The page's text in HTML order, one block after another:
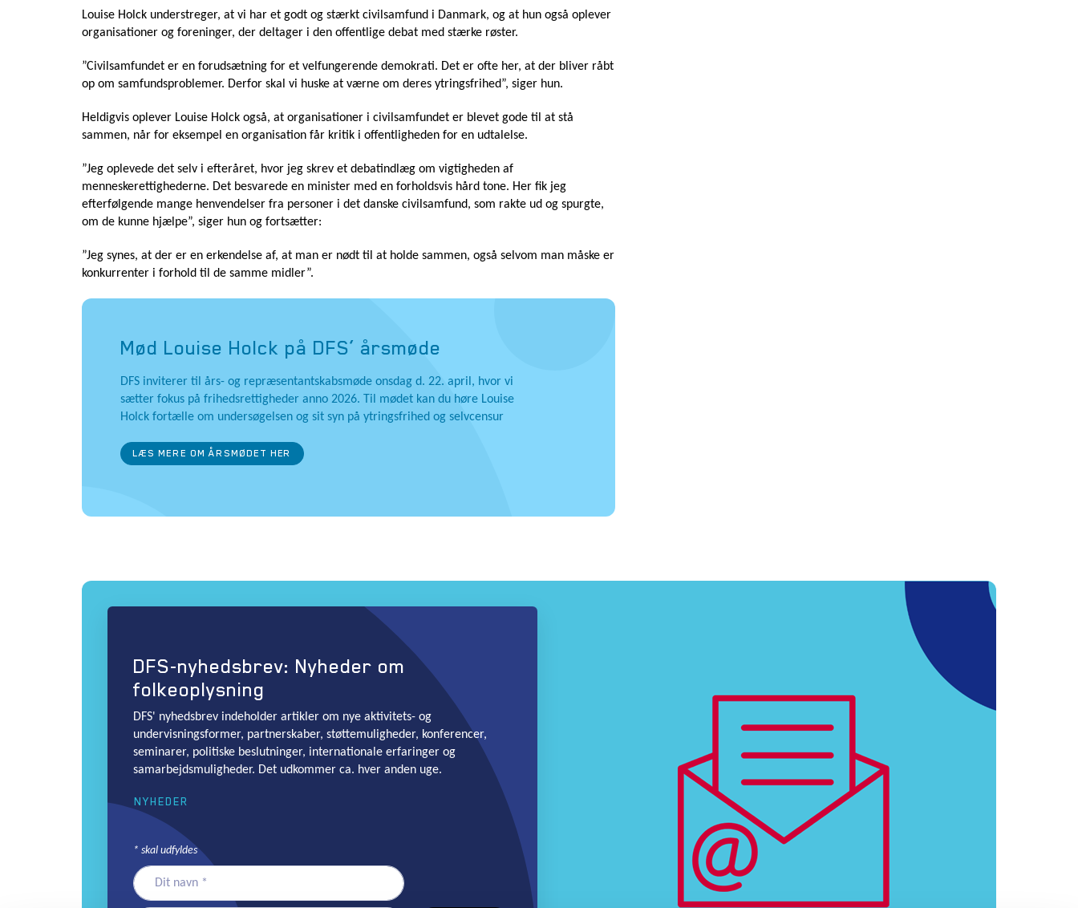
Louise Holck understreger, at vi har et godt og stærkt civilsamfund i Danmark, og at hun også oplever
organisationer og foreninger, der deltager i den offentlige debat med stærke røster.
”Civilsamfundet er en forudsætning for et velfungerende demokrati. Det er ofte her, at der bliver råbt
op om samfundsproblemer. Derfor skal vi huske at værne om deres ytringsfrihed”, siger hun.
Heldigvis oplever Louise Holck også, at organisationer i civilsamfundet er blevet gode til at stå
sammen, når for eksempel en organisation får kritik i offentligheden for en udtalelse.
”Jeg oplevede det selv i efteråret, hvor jeg skrev et debatindlæg om vigtigheden af
menneskerettighederne. Det besvarede en minister med en forholdsvis hård tone. Her fik jeg
efterfølgende mange henvendelser fra personer i det danske civilsamfund, som rakte ud og spurgte,
om de kunne hjælpe”, siger hun og fortsætter:
”Jeg synes, at der er en erkendelse af, at man er nødt til at holde sammen, også selvom man måske er
konkurrenter i forhold til de samme midler”.
Mød Louise Holck på DFS’ årsmøde
DFS inviterer til års- og repræsentantskabsmøde onsdag d. 22. april, hvor vi
sætter fokus på frihedsrettigheder anno 2026. Til mødet kan du høre Louise
Holck fortælle om undersøgelsen og sit syn på ytringsfrihed og selvcensur
LÆS MERE OM ÅRSMØDET HER
DFS-nyhedsbrev: Nyheder om
folkeoplysning
DFS' nyhedsbrev indeholder artikler om nye aktivitets- og
undervisningsformer, partnerskaber, støttemuligheder, konferencer,
seminarer, politiske beslutninger, internationale erfaringer og
samarbejdsmuligheder. Det udkommer ca. hver anden uge.
NYHEDER
* skal udfyldes